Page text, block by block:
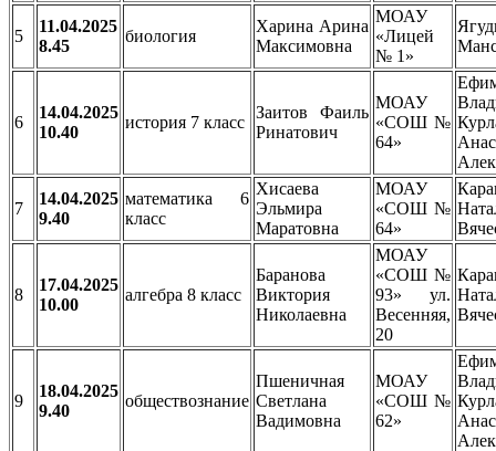
5
11.04.2025
8.45
биология
Харина Арина
Максимовна
МОАУ
«Лицей
№ 1»
6
14.04.2025
10.40
история 7 класс
Заитов Фаиль
Ринатович
МОАУ
«СОШ №
64»
7
14.04.2025
9.40
математика 6
класс
Хисаева
Эльмира
Маратовна
МОАУ
«СОШ №
64»
8
17.04.2025
10.00
алгебра 8 класс
Баранова
Виктория
Николаевна
МОАУ
«СОШ №
93» ул.
Весенняя,
20
9
18.04.2025
9.40
обществознание
Пшеничная
Светлана
Вадимовна
МОАУ
«СОШ №
62»